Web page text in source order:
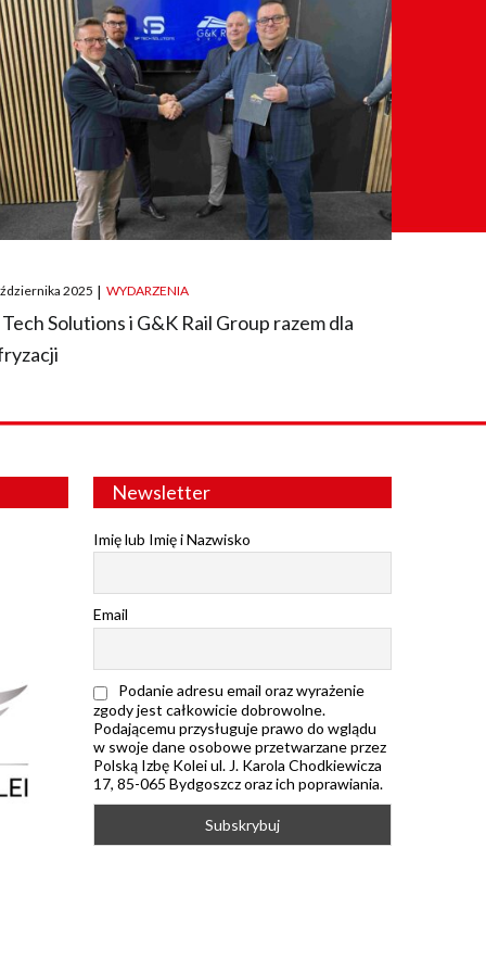
2025 | WYDARZENIA
Tech Solutions i G&K Rail Group razem dla
Newsletter
Imię lub Imię i Nazwisko
Email
Podanie adresu email oraz wyrażenie
zgody jest całkowicie dobrowolne.
Podającemu przysługuje prawo do wglądu
w swoje dane osobowe przetwarzane przez
Polską Izbę Kolei ul. J. Karola Chodkiewicza
17, 85-065 Bydgoszcz oraz ich poprawiania.